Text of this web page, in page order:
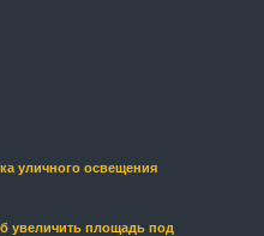
уличного освещения
увеличить площадь под